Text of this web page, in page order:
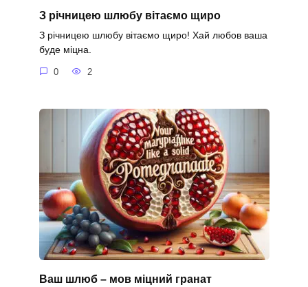
З річницею шлюбу вітаємо щиро
З річницею шлюбу вітаємо щиро! Хай любов ваша
буде міцна.
0 2
Ваш шлюб – мов міцний гранат